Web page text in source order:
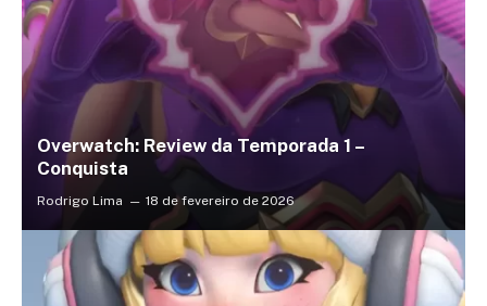
Overwatch: Review da Temporada 1 –
Conquista
Rodrigo Lima 18 de fevereiro de 2026